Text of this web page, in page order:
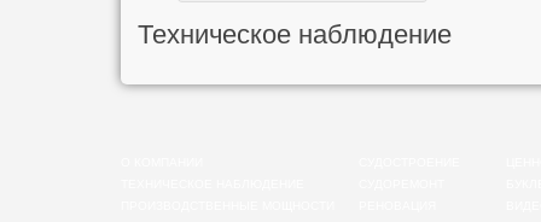
Техническое наблюдение